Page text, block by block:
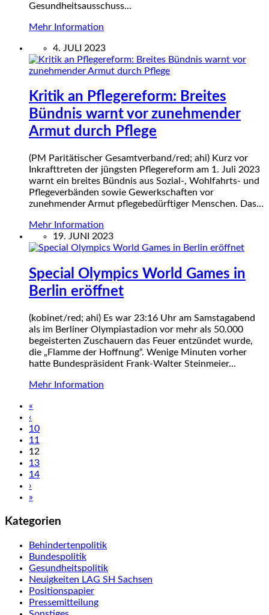
Gesundheitsausschuss…
Mehr Information
4. JULI 2023
Kritik an Pflegereform: Breites
Bündnis warnt vor zunehmender
Armut durch Pflege
(PM Paritätischer Gesamtverband/red; ahi) Kurz vor
Inkrafttreten der jüngsten Pflegereform am 1. Juli 2023
warnt ein breites Bündnis aus Sozial-, Wohlfahrts- und
Pflegeverbänden sowie Gewerkschaften vor
zunehmender Armut pflegebedürftiger Menschen. Das…
Mehr Information
19. JUNI 2023
Special Olympics World Games in
Berlin eröffnet
(kobinet/red; ahi) Es war 23:16 Uhr am Samstagabend
als im Berliner Olympiastadion vor mehr als 50.000
begeisterten Zuschauern das Feuer entzündet wurde,
die „Flamme der Hoffnung“. Wenige Minuten vorher
hatte Bundespräsident Frank-Walter Steinmeier…
Mehr Information
«
‹
10
11
12
13
14
›
»
Kategorien
Behindertenpolitik
Bundespolitik
Gesundheitspolitik
Neuigkeiten LAG SH Sachsen
Positionspapier
Pressemitteilung